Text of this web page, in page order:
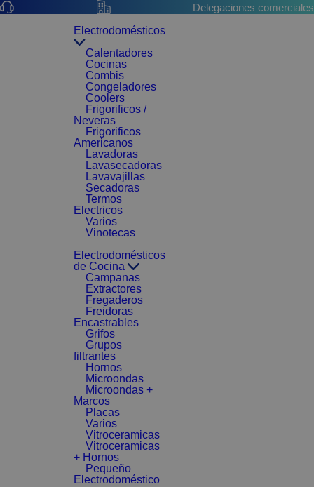
Delegaciones comerciales
Electrodomésticos
Calentadores
Cocinas
Combis
Congeladores
Coolers
Frigorificos /
Neveras
Frigorificos
Americanos
Lavadoras
Lavasecadoras
Lavavajillas
Secadoras
Termos
Electricos
Varios
Vinotecas
Electrodomésticos
de Cocina
Campanas
Extractores
Fregaderos
Freidoras
Encastrables
Grifos
Grupos
filtrantes
Hornos
Microondas
Microondas +
Marcos
Placas
Varios
Vitroceramicas
Vitroceramicas
+ Hornos
Pequeño
Electrodoméstico